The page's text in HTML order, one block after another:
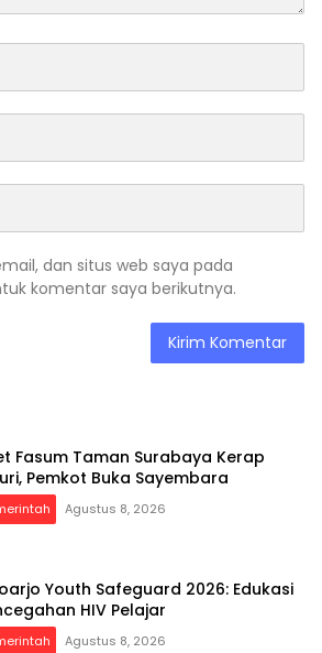
dan situs web saya pada
komentar saya berikutnya.
Fasum Taman Surabaya Kerap
Pemkot Buka Sayembara
Agustus 8, 2026
Youth Safeguard 2026: Edukasi
HIV Pelajar
Agustus 8, 2026